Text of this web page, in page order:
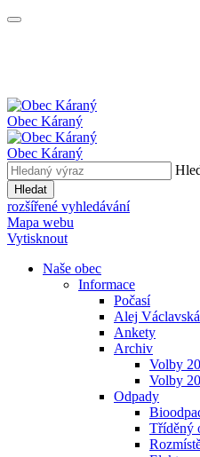
Obec Káraný
Obec Káraný
Hledat
rozšířené vyhledávání
Mapa webu
Vytisknout
Naše obec
Informace
Počasí
Alej Václavská
Ankety
Archiv
Volby
Volby
Odpady
Tříděný